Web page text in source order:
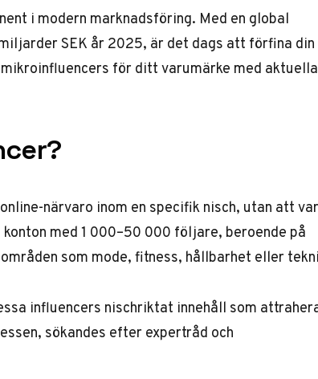
i modern marknadsföring. Med en global
SEK år 2025, är det dags att förfina din
för ditt varumärke med aktuella
närvaro inom en specifik nisch, utan att
med 1 000–50 000 följare, beroende på
som mode, fitness, hållbarhet eller
influencers nischriktat innehåll som
sökandes efter expertråd och